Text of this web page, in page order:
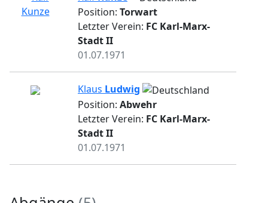
Position: Torwart
Letzter Verein: FC Karl-Marx-
Stadt II
01.07.1971
Klaus Ludwig
Position: Abwehr
Letzter Verein: FC Karl-Marx-
Stadt II
01.07.1971